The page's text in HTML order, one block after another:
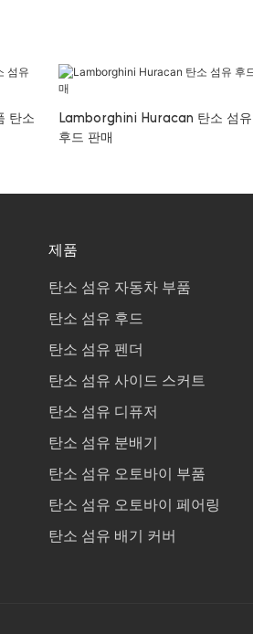
탄소
Lamborghini Huracan 탄소 섬
후드 판매
제품
탄소 섬유 자동차 부품
탄소 섬유 후드
탄소 섬유 펜더
탄소 섬유 사이드 스커트
탄소 섬유 디퓨저
탄소 섬유 분배기
탄소 섬유 오토바이 부품
탄소 섬유 오토바이 페어링
탄소 섬유 배기 커버